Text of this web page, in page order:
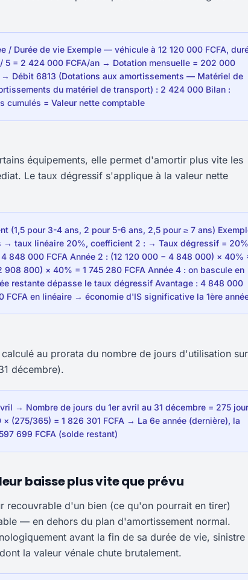
/ Durée de vie Exemple — véhicule à 12 120 000 FCFA,
5 = 2 424 000 FCFA/an → Dotation mensuelle = 202 000
→ Débit 6813 (Dotations aux amortissements — Matériel de
du matériel de transport) : 2 424 000 Bilan :
cumulés = Valeur nette comptable
équipements, elle permet d'amortir plus vite les
Le taux dégressif s'applique à la valeur nette
(1,5 pour 3-4 ans, 2 pour 5-6 ans, 2,5 pour ≥ 7 ans)
→ taux linéaire 20%, coefficient 2 : → Taux dégressif = 20%
848 000 FCFA Année 2 : (12 120 000 − 4 848 000) × 40%
800) × 40% = 1 745 280 FCFA Année 4 : on bascule en
restante dépasse le taux dégressif Avantage : 4 848 000
FCFA en linéaire → économie d'IS significative la 1ère
au prorata du nombre de jours d'utilisation sur
décembre).
→ Nombre de jours du 1er avril au 31 décembre = 275
(275/365) = 1 826 301 FCFA → La 6e année (dernière), la
699 FCFA (solde restant)
baisse plus vite que prévu
recouvrable d'un bien (ce qu'on pourrait en tirer)
— en dehors du plan d'amortissement normal.
avant la fin de sa durée de vie, sinistre
la valeur vénale chute brutalement.